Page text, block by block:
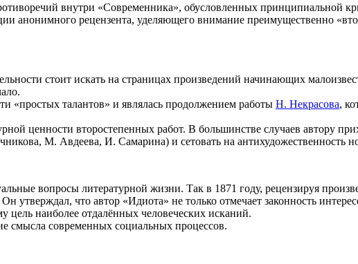
внутри «Современника», обусловленных принципиальной
анонимного рецензента, уделяющего внимание преимущественно
стоит искать на страницах произведений начинающих
«простых талантов» и являлась продолжением работы Н. Некрасова,
ценности второстепенных работ. В большинстве случаев автору
М. Авдеева, И. Самарина) и сетовать на антихудожественность
вопросы литературной жизни. Так в 1871 году, рецензируя
Он утверждал, что автор «Идиота» не только отмечает законность
наиболее отдалённых человеческих исканий.
смысла современных социальных процессов.